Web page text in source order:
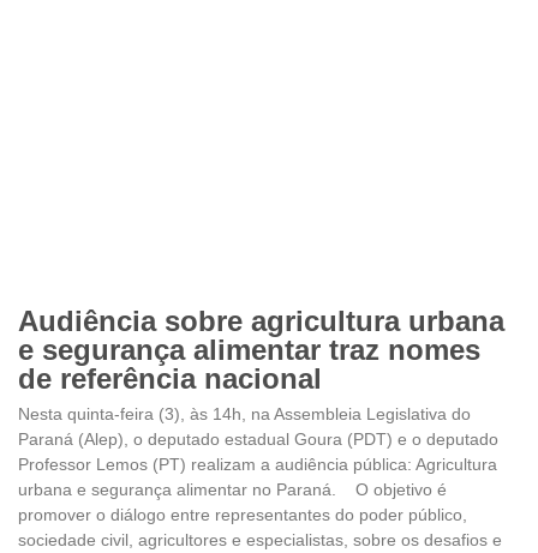
Audiência sobre agricultura urbana
e segurança alimentar traz nomes
de referência nacional
Nesta quinta-feira (3), às 14h, na Assembleia Legislativa do
Paraná (Alep), o deputado estadual Goura (PDT) e o deputado
Professor Lemos (PT) realizam a audiência pública: Agricultura
urbana e segurança alimentar no Paraná. O objetivo é
promover o diálogo entre representantes do poder público,
sociedade civil, agricultores e especialistas, sobre os desafios e